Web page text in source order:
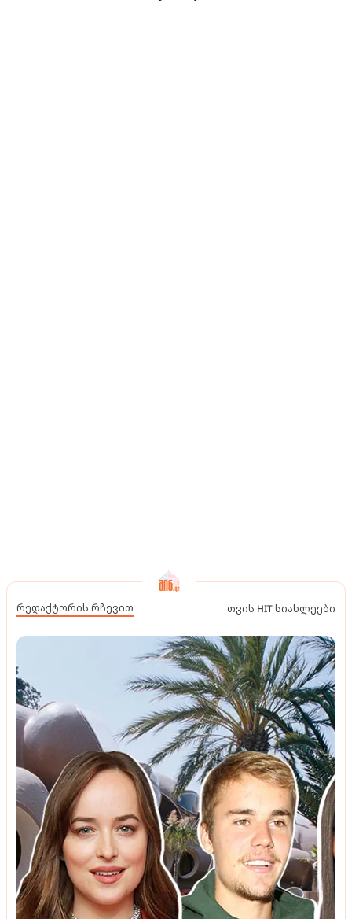
რედაქტორის რჩევით თვის HIT სიახლეები